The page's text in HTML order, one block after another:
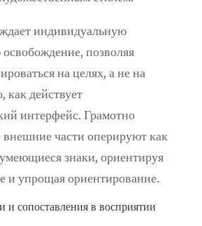
индивидуальную
позволяя
на целях, а не на
как действует
интерфейс. Грамотно
внешние части оперируют как
знаки, ориентируя
и упрощая ориентирование.
и сопоставления в восприятии